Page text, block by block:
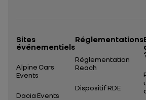
Sites
événementiels
Alpine Cars
Events
Dacia Events
Réglementations
Réglementation
Reach
Dispositif RDE